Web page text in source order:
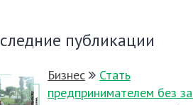
публикации
Бизнес
Стать
предпринимателем без